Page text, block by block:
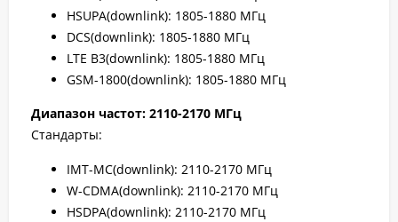
HSUPA(downlink): 1805-1880 МГц
DCS(downlink): 1805-1880 МГц
LTE B3(downlink): 1805-1880 МГц
GSM-1800(downlink): 1805-1880 МГц
Диапазон частот: 2110-2170 МГц
Стандарты:
IMT-MC(downlink): 2110-2170 МГц
W-CDMA(downlink): 2110-2170 МГц
HSDPA(downlink): 2110-2170 МГц